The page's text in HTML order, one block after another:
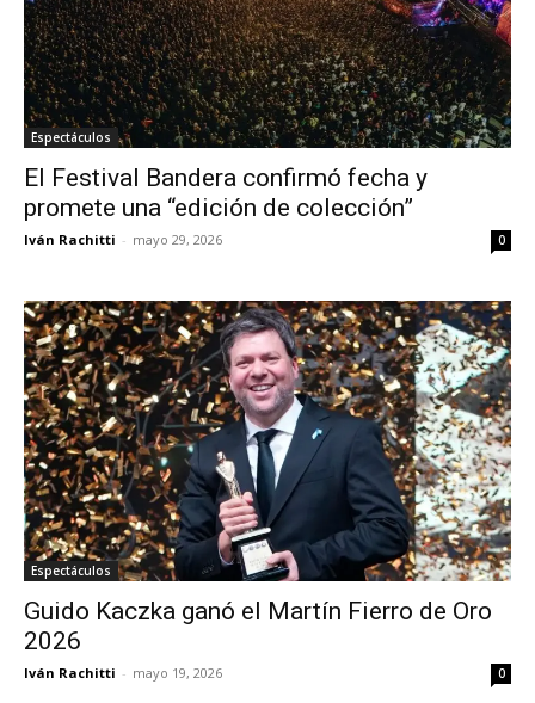
Espectáculos
El Festival Bandera confirmó fecha y
promete una “edición de colección”
Iván Rachitti - mayo 29, 2026 0
Espectáculos
Guido Kaczka ganó el Martín Fierro de Oro
2026
Iván Rachitti - mayo 19, 2026 0